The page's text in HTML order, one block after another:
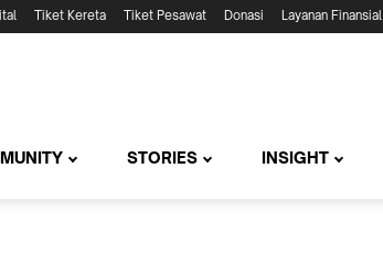
Tiket Kereta Tiket Pesawat Donasi Layanan Finansial
STORIES INSIGHT